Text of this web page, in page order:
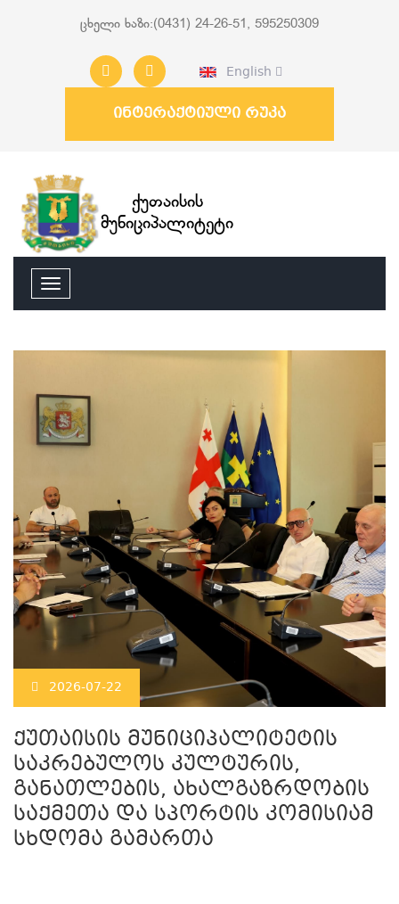
ცხელი ხაზი:(0431) 24-26-51, 595250309
English
ინტერაქტიული რუკა
ქუთაისის
მუნიციპალიტეტი
2026-07-22
ქუთაისის მუნიციპალიტეტის
საკრებულოს კულტურის,
განათლების, ახალგაზრდობის
საქმეთა და სპორტის კომისიამ
სხდომა გამართა